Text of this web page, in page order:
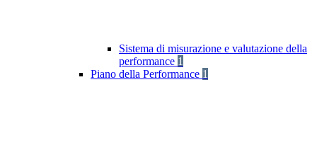
Sistema di misurazione e valutazione della
performance 1
Piano della Performance 1